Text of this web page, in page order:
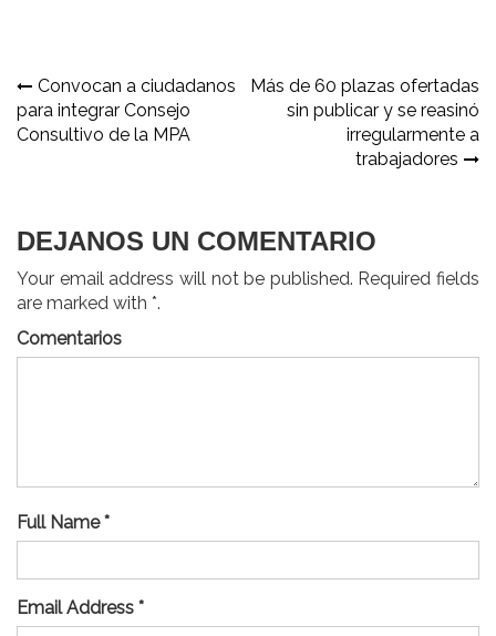
Navegación
de
Convocan a ciudadanos
para integrar Consejo
Consultivo de la MPA
Más de 60 plazas ofertadas
sin publicar y se reasinó
irregularmente a
trabajadores
DEJANOS UN COMENTARIO
Your email address will not be published. Required fields
are marked with *.
Comentarios
Full Name *
Email Address *